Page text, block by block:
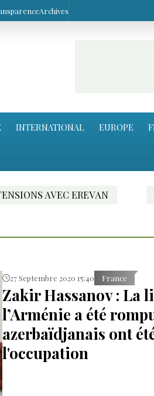
Archives
INTERNATIONAL EUROPE
PACHINIAN
27 Septembre 2020 15:40 France
Zakir Hassanov : La
l’Arménie a été
azerbaïdjanais ont
l'occupation